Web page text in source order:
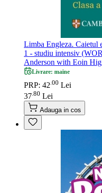
Limba Engleza. Caietul
1 - studiu intensiv
Anderson with Eoin
Livrare: maine
PRP: 42 00 Lei
37 80 Lei
Adauga in cos